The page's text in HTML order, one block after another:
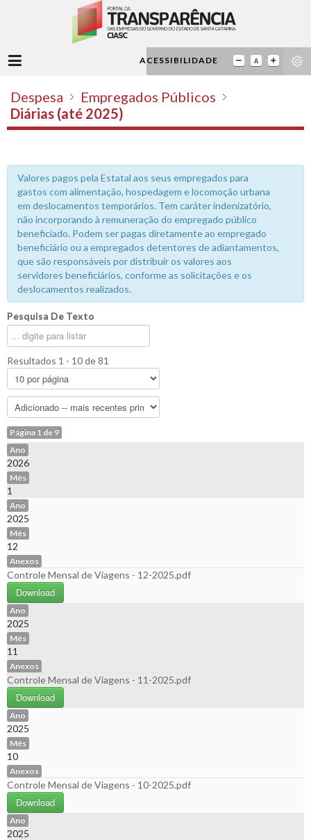
ACESSIBILIDADE
Despesa
Empregados Públicos
Diárias (até 2025)
Valores pagos pela Estatal aos seus empregados para
gastos com alimentação, hospedagem e locomoção urbana
em deslocamentos temporários. Tem caráter indenizatório,
não incorporando à remuneração do empregado público
beneficiado. Podem ser pagas diretamente ao empregado
beneficiário ou a empregados detentores de adiantamentos,
que são responsáveis por distribuir os valores aos
servidores beneficiários, conforme as solicitações e os
deslocamentos realizados.
Pesquisa De Texto
Resultados 1 - 10 de 81
Página 1 de 9
Ano
2026
Mês
1
Ano
2025
Mês
12
Anexos
Controle Mensal de Viagens - 12-2025.pdf
Download
Ano
2025
Mês
11
Anexos
Controle Mensal de Viagens - 11-2025.pdf
Download
Ano
2025
Mês
10
Anexos
Controle Mensal de Viagens - 10-2025.pdf
Download
Ano
2025